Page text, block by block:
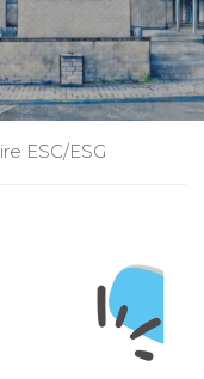
ESC/ESG